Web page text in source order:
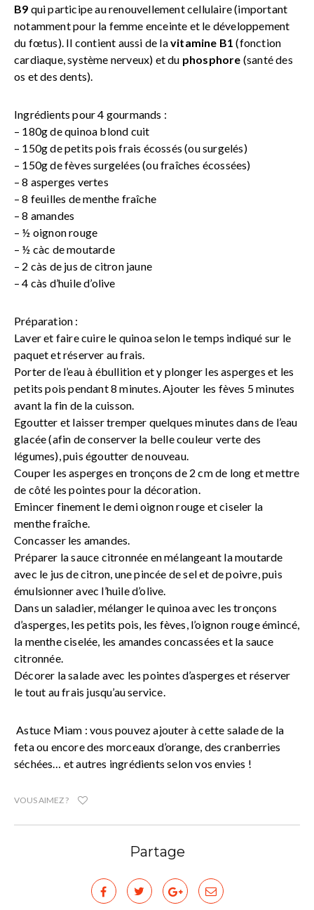
B9 qui participe au renouvellement cellulaire (important
notamment pour la femme enceinte et le développement
du fœtus). Il contient aussi de lavitamine B1 (fonction
cardiaque, système nerveux) et du phosphore (santé des
os et des dents).
Ingrédients pour 4 gourmands :
– 180g de quinoa blond cuit
– 150g de petits pois frais écossés (ou surgelés)
– 150g de fèves surgelées (ou fraîches écossées)
– 8 asperges vertes
– 8 feuilles de menthe fraîche
– 8 amandes
– ½ oignon rouge
– ½ càc de moutarde
– 2 càs de jus de citron jaune
– 4 càs d’huile d’olive
Préparation :
Laver et faire cuire le quinoa selon le temps indiqué sur le
paquet et réserver au frais.
Porter de l’eau à ébullition et y plonger les asperges et les
petits pois pendant 8 minutes. Ajouter les fèves 5 minutes
avant la fin de la cuisson.
Egoutter et laisser tremper quelques minutes dans de l’eau
glacée (afin de conserver la belle couleur verte des
légumes), puis égoutter de nouveau.
Couper les asperges en tronçons de 2 cm de long et mettre
de côté les pointes pour la décoration.
Emincer finement le demi oignon rouge et ciseler la
menthe fraîche.
Concasser les amandes.
Préparer la sauce citronnée en mélangeant la moutarde
avec le jus de citron, une pincée de sel et de poivre, puis
émulsionner avec l’huile d’olive.
Dans un saladier, mélanger le quinoa avec les tronçons
d’asperges, les petits pois, les fèves, l’oignon rouge émincé,
la menthe ciselée, les amandes concassées et la sauce
citronnée.
Décorer la salade avec les pointes d’asperges et réserver
le tout au frais jusqu’au service.
Astuce Miam : vous pouvez ajouter à cette salade de la
feta ou encore des morceaux d’orange, des cranberries
séchées… et autres ingrédients selon vos envies !
VOUS AIMEZ ?
Partage